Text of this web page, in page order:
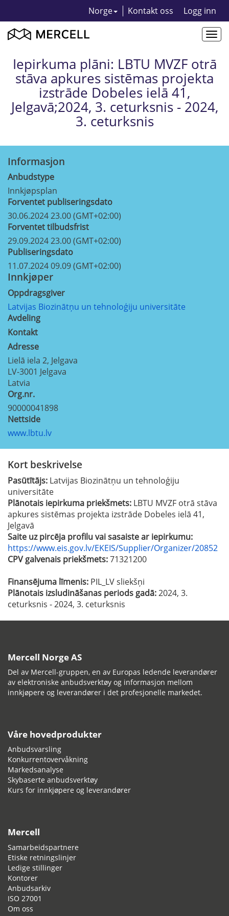
Norge Kontakt oss Logg inn
Iepirkuma plāni: LBTU MVZF otrā
stāva apkures sistēmas projekta
izstrāde Dobeles ielā 41,
Jelgavā;2024, 3. ceturksnis - 2024,
3. ceturksnis
Informasjon
Anbudstype
Innkjøpsplan
Forventet publiseringsdato
30.06.2024 23.00 (GMT+02:00)
Forventet tilbudsfrist
29.09.2024 23.00 (GMT+02:00)
Publiseringsdato
11.07.2024 09.09 (GMT+02:00)
Innkjøper
Oppdragsgiver
Latvijas Biozinātņu un tehnoloģiju universitāte
Avdeling
Kontakt
Adresse
Lielā iela 2, Jelgava
LV-3001 Jelgava
Latvia
Org.nr.
90000041898
Nettside
www.lbtu.lv
Kort beskrivelse
Pasūtītājs: Latvijas Biozinātņu un tehnoloģiju
universitāte
Plānotais iepirkuma priekšmets: LBTU MVZF otrā stāva
apkures sistēmas projekta izstrāde Dobeles ielā 41,
Jelgavā
Saite uz pircēja profilu vai sasaiste ar iepirkumu:
https://www.eis.gov.lv/EKEIS/Supplier/Organizer/20852
CPV galvenais priekšmets:71321200
Finansējuma līmenis: PIL_LV sliekšņi
Plānotais izsludināšanas periods gadā:2024, 3.
ceturksnis - 2024, 3. ceturksnis
Mercell Norge AS
Del av Mercell-gruppen, en av Europas ledende leverandører
av elektroniske anbudsverktøy og informasjon mellom
innkjøpere og leverandører i det profesjonelle markedet.
Våre hovedprodukter
Anbudsvarsling
Konkurrentovervåkning
Markedsanalyse
Skybaserte anbudsverktøy
Kurs for innkjøpere og leverandører
Mercell
Samarbeidspartnere
Etiske retningslinjer
Ledige stillinger
Kontorer
Anbudsarkiv
ISO 27001
Om oss